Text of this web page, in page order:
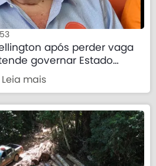
após perder vaga
governar Estado
que sua palavra tem valor”
Leia mais